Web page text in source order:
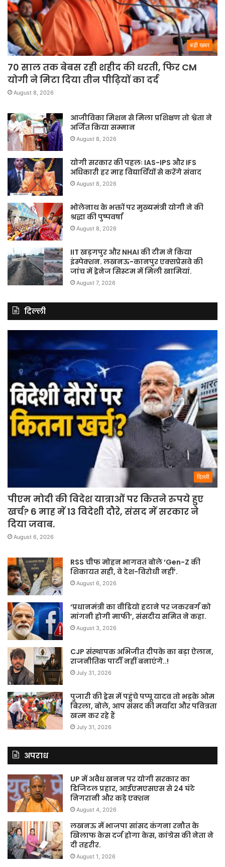
बड़ी खबर
70 साल तक बेबस रही शहीद की धरती, फिर CM
योगी ने मिटा दिया तीन पीढ़ियों का दर्द
August 8, 2026
आजीविका मिशन से मिला प्रशिक्षण तो श्वेता ने
अर्जित किया सम्मान
August 8, 2026
योगी सरकार की पहलः IAS-IPS और IFS
अधिकारी हर माह विद्यार्थियों से करेंगे संवाद
August 8, 2026
भोलेनाथ के भक्तों पर मुख्यमंत्री योगी ने की
श्रद्धा की पुष्पवर्षा
August 8, 2026
IIT खड़गपुर और NHAI की टीम ने किया
इंस्पेक्शन. लखनऊ-कानपुर एक्सप्रेसवे की
जांच में ड्रेनेज सिस्टम में मिली खामियां.
August 7, 2026
दिल्ली
दिल्ली
पीएम मोदी की विदेश यात्राओं पर कितने रुपये हुए
खर्च? 6 माह में 13 विदेशी दौरे, संसद में सरकार ने
दिया जवाब.
August 6, 2026
RSS चीफ मोहन भागवत बोले ‘Gen-Z की
शिकायत सही, वे देश-विरोधी नहीं’.
August 6, 2026
‘प्रधानमंत्री का वीडियो हटाने पर जकरबर्ग को
मांगनी होगी माफी’, संसदीय समित ने कहा.
August 3, 2026
CJP संस्थापक अभिजीत दीपके का बड़ा ऐलान,
राजनीतिक पार्टी नहीं बनाएंगे..!
July 31, 2026
पुजारी की ड्रेस में पहुंचे पप्पू यादव तो भड़के ओम
बिरला, बोले, आप संसद की मर्यादा और पवित्रता
खत्म कर रहे हैं
July 31, 2026
अपराध
UP में अवैध खनन पर योगी सरकार का
डिजिटल प्रहार, आईएमएसएस से 24 घंटे
निगरानी और कड़े एक्शन
August 4, 2026
लखनऊ में भाजपा सांसद कंगना रनौत के
खिलाफ केस दर्ज होगा केस, कांग्रेस की नेता ने
दी तहरीर.
August 1, 2026